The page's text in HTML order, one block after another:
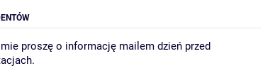
proszę o informację mailem dzień przed